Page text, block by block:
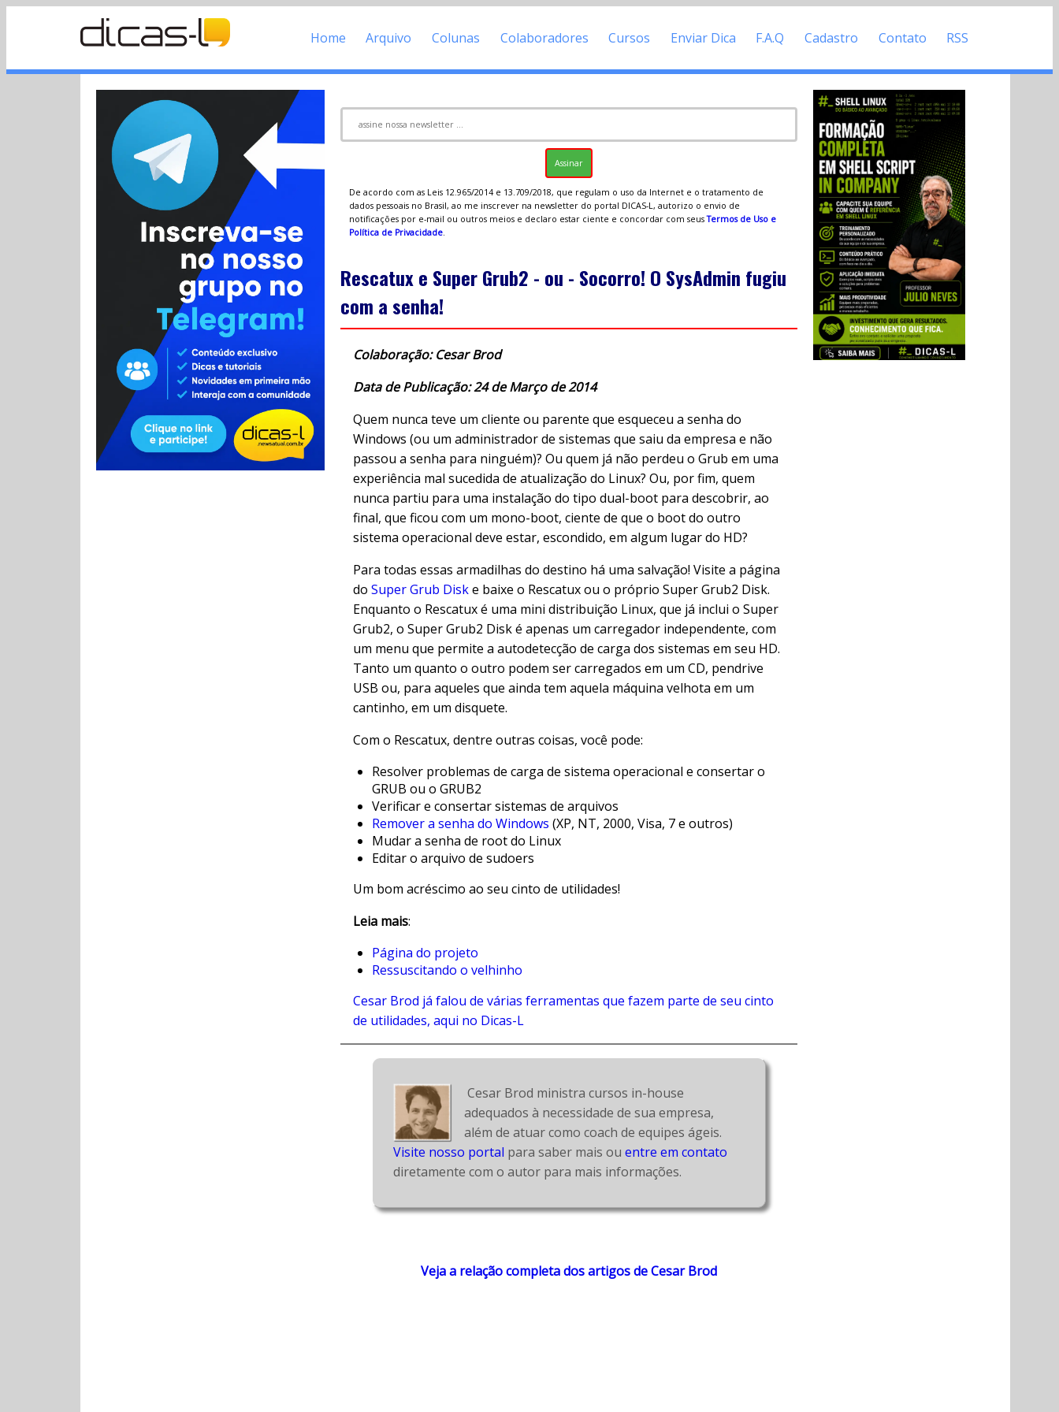
Home Arquivo Colunas Colaboradores Cursos Enviar Dica F.A.Q Cadastro Contato RSS
De acordo com as Leis 12.965/2014 e 13.709/2018, que regulam o uso da Internet e o tratamento de
dados pessoais no Brasil, ao me inscrever na newsletter do portal DICAS-L, autorizo o envio de
notificações por e-mail ou outros meios e declaro estar ciente e concordar com seusTermos de Uso e
Política de Privacidade.
Rescatux e Super Grub2 - ou - Socorro! O SysAdmin fugiu
com a senha!
Colaboração: Cesar Brod
Data de Publicação: 24 de Março de 2014
Quem nunca teve um cliente ou parente que esqueceu a senha do
Windows (ou um administrador de sistemas que saiu da empresa e não
passou a senha para ninguém)? Ou quem já não perdeu o Grub em uma
experiência mal sucedida de atualização do Linux? Ou, por fim, quem
nunca partiu para uma instalação do tipo dual-boot para descobrir, ao
final, que ficou com um mono-boot, ciente de que o boot do outro
sistema operacional deve estar, escondido, em algum lugar do HD?
Para todas essas armadilhas do destino há uma salvação! Visite a página
do Super Grub Diske baixe o Rescatux ou o próprio Super Grub2 Disk.
Enquanto o Rescatux é uma mini distribuição Linux, que já inclui o Super
Grub2, o Super Grub2 Disk é apenas um carregador independente, com
um menu que permite a autodetecção de carga dos sistemas em seu HD.
Tanto um quanto o outro podem ser carregados em um CD, pendrive
USB ou, para aqueles que ainda tem aquela máquina velhota em um
cantinho, em um disquete.
Com o Rescatux, dentre outras coisas, você pode:
Resolver problemas de carga de sistema operacional e consertar o
GRUB ou o GRUB2
Verificar e consertar sistemas de arquivos
Remover a senha do Windows (XP, NT, 2000, Visa, 7 e outros)
Mudar a senha de root do Linux
Editar o arquivo de sudoers
Um bom acréscimo ao seu cinto de utilidades!
Leia mais:
Página do projeto
Ressuscitando o velhinho
Cesar Brod já falou de várias ferramentas que fazem parte de seu cinto
de utilidades, aqui no Dicas-L
Cesar Brod ministra cursos in-house
adequados à necessidade de sua empresa,
Visite nosso portal para saber mais ou entre em contato
diretamente com o autor para mais informações.
Veja a relação completa dos artigos de Cesar Brod